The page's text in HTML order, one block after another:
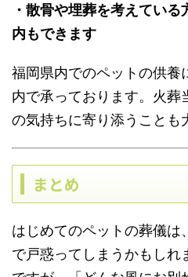
・散骨や埋葬を考えてい
内もできます
福岡県内でのペットの供養
内で承っております。火葬
の気持ちに寄り添うことも
まとめ
はじめてのペットの葬儀は
で戸惑ってしまうかもしれ